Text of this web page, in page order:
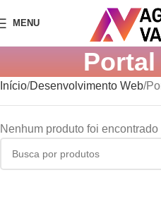
MENU
Início Desenvolvimento Web
Nenhum produto foi